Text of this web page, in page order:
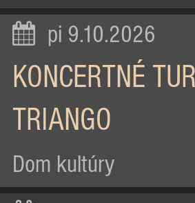
pi 9.10.2026
KONCERTNÉ
TRIANGO
Dom kultúry